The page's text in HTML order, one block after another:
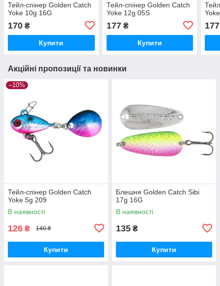
Тейл-спінер Golden Catch
Yoke 10g 16G
170 ₴
Купити
Тейл-спінер Golden Catch
Yoke 12g 05S
177₴
Купити
177
Акційні пропозиції та новинки
–10%
Тейл-спінер Golden Catch
Yoke 5g 209
В наявності
126 ₴ 140 ₴
Купити
Блешня Golden Catch Sibi
17g 16G
В наявності
135 ₴
Купити